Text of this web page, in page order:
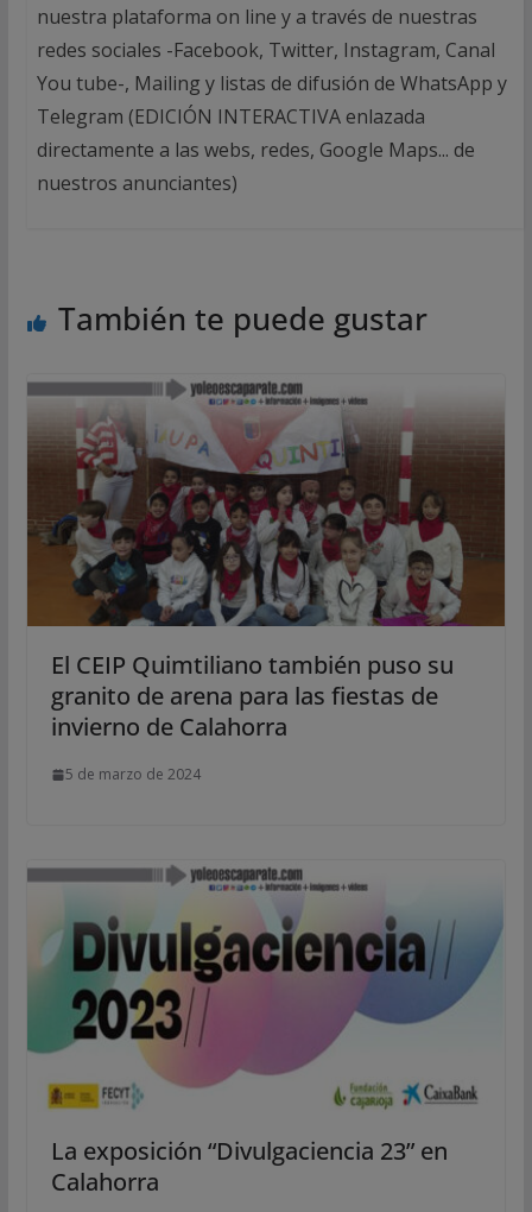
nuestra plataforma on line y a través de nuestras
redes sociales -Facebook, Twitter, Instagram, Canal
You tube-, Mailing y listas de difusión de WhatsApp y
Telegram (EDICIÓN INTERACTIVA enlazada
directamente a las webs, redes, Google Maps... de
nuestros anunciantes)
También te puede gustar
El CEIP Quimtiliano también puso su
granito de arena para las fiestas de
invierno de Calahorra
5 de marzo de 2024
La exposición “Divulgaciencia 23” en
Calahorra